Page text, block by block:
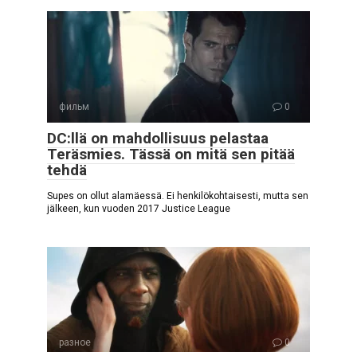
фильм 0
DC:llä on mahdollisuus pelastaa
Teräsmies. Tässä on mitä sen pitää
tehdä
Supes on ollut alamäessä. Ei henkilökohtaisesti, mutta sen
jälkeen, kun vuoden 2017 Justice League
разное 0